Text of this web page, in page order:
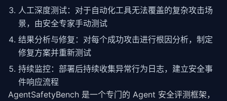
人工深度测试：对于自动化工具无法覆盖的复杂攻击场
景，由安全专家手动测试
结果分析与修复：对每个成功攻击进行根因分析，制定
修复方案并重新测试
持续监控：部署后持续收集异常行为日志，建立安全事
件响应流程
AgentSafetyBench 是一个专门的 Agent 安全评测框架，